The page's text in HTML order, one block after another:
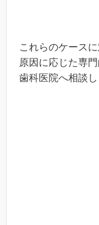
これらのケースに
原因に応じた専
歯科医院へ相談し